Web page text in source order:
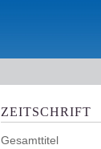
ZEITSCHRIFT
Gesamttitel